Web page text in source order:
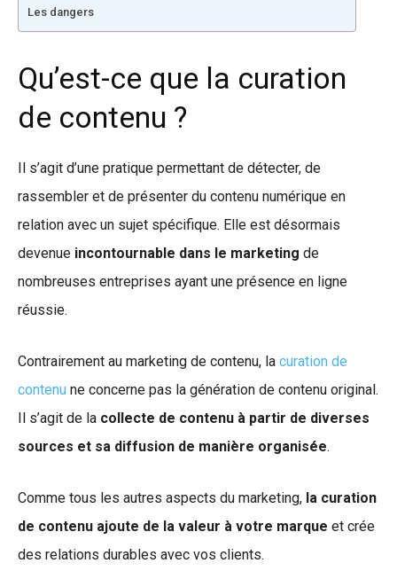
Les dangers
Qu’est-ce que la curation
de contenu ?
Il s’agit d’une pratique permettant de détecter, de
rassembler et de présenter du contenu numérique en
relation avec un sujet spécifique. Elle est désormais
devenue incontournable dans le marketing de
nombreuses entreprises ayant une présence en ligne
réussie.
Contrairement au marketing de contenu, la curation de
contenu ne concerne pas la génération de contenu original.
Il s’agit de la collecte de contenu à partir de diverses
sources et sa diffusion de manière organisée.
Comme tous les autres aspects du marketing, la curation
de contenu ajoute de la valeur à votre marque et crée
des relations durables avec vos clients.